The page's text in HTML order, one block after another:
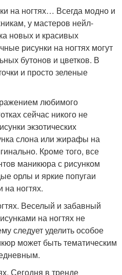
на ногтях… Всегда модно и
у мастеров нейл-
новых и красивых
рисунки на ногтях могут
бутонов и цветков. В
и просто зеленые
любимого
сейчас никого не
экзотических
слона или жирафы на
Кроме того, все
маникюра с рисунком
орлы и яркие попугаи
ногтях.
Веселый и забавный
на ногтях не
следует уделить особое
может быть тематическим
Сегодня в тренде